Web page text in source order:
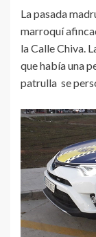
La pasada
marroquí
la Calle Chiva.
que había una
patrulla se